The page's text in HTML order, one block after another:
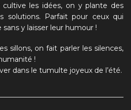
les idées, on y plante des
solutions. Parfait pour ceux qui
y laisser leur humour !
sillons, on fait parler les silences,
!
dans le tumulte joyeux de l’été.